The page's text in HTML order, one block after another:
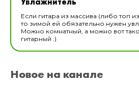
В наличии
Если гитара из массива (либо топ
то зимой ей обязательно нужен
Можно комнатный, а можно вот
гитарный :)
Новое на канале